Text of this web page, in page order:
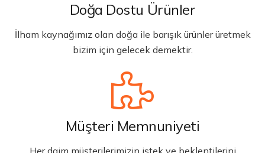
Doğa Dostu Ürünler
İlham kaynağımız olan doğa ile barışık ürünler üretmek
bizim için gelecek demektir.
Müşteri Memnuniyeti